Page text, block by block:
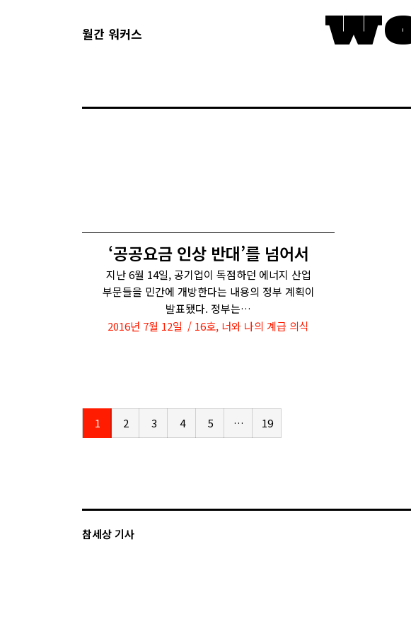
월간 워커스
‘공공요금 인상 반대’를 넘어서
지난 6월 14일, 공기업이 독점하던 에너지 산업
부문들을 민간에 개방한다는 내용의 정부 계획이
발표됐다. 정부는…
2016년 7월 12일
16호, 너와 나의 계급 의식
1 2 3 4 5 … 19
참세상 기사